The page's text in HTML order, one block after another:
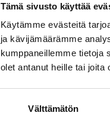
Tämä sivusto käyttää
Käytämme evästeitä
ja kävijämäärämme
kumppaneillemme tietoja
olet antanut heille tai joita
Välttämätön
Estonia
Läs referensen